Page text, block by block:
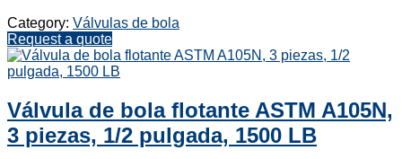
Category: Válvulas de bola
Request a quote
Válvula de bola flotante ASTM A105N,
3 piezas, 1/2 pulgada, 1500 LB